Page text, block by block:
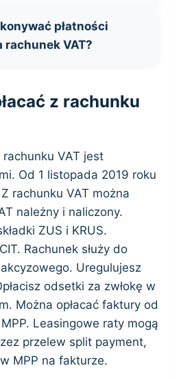
płatności
rachunek VAT?
z rachunku
rachunku VAT jest
Od 1 listopada 2019 roku
rachunku VAT można
należny i naliczony.
ZUS i KRUS.
Rachunek służy do
Uregulujesz
odsetki za zwłokę w
Można opłacać faktury od
Leasingowe raty mogą
przelew split payment,
MPP na fakturze.